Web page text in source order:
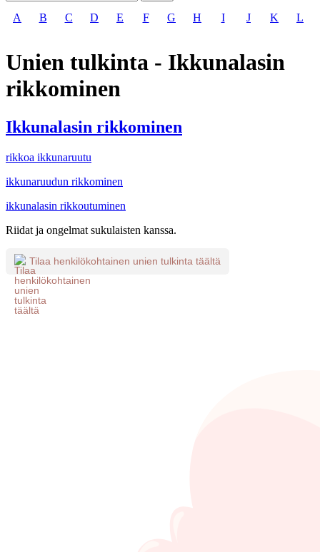
A B C D E F G H I J K L
Unien tulkinta - Ikkunalasin
rikkominen
Ikkunalasin rikkominen
rikkoa ikkunaruutu
ikkunaruudun rikkominen
ikkunalasin rikkoutuminen
Riidat ja ongelmat sukulaisten kanssa.
Tilaa henkilökohtainen unien tulkinta täältä